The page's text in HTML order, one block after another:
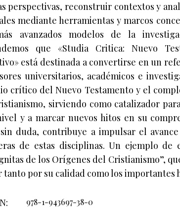
perspectivas, reconstruir contextos y
mediante herramientas y marcos
avanzados modelos de la
que «Studia Critica: Nuevo
está destinada a convertirse en un
universitarios, académicos e
crítico del Nuevo Testamento y el
sirviendo como catalizador
y a marcar nuevos hitos en su
duda, contribuye a impulsar el
de estas disciplinas. Un ejemplo de
de los Orígenes del Cristianismo”,
por su calidad como los importantes
978-1-943697-38-0